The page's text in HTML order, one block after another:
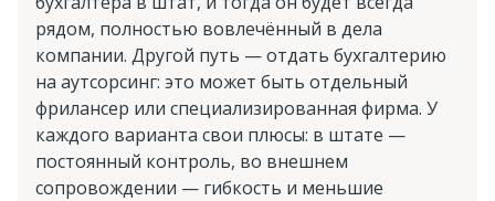
рядом, полностью вовлечённый в дела
компании. Другой путь — отдать бухгалтерию
на аутсорсинг: это может быть отдельный
фрилансер или специализированная фирма. У
каждого варианта свои плюсы: в штате —
постоянный контроль, во внешнем
сопровождении — гибкость и меньшие